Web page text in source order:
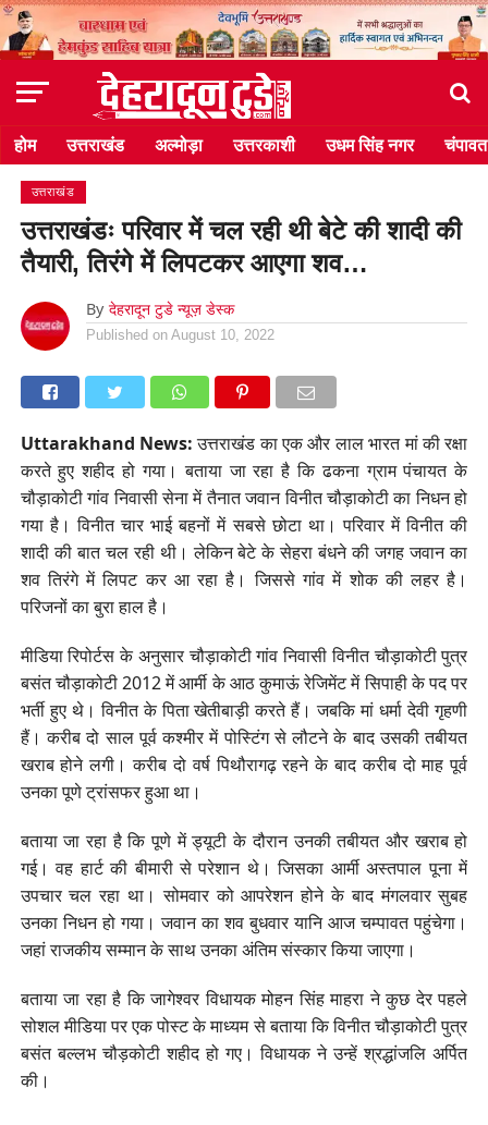
होम उत्तराखंड अल्मोड़ा उत्तरकाशी उधम सिंह नगर चंपावत
उत्तराखंड
उत्तराखंडः परिवार में चल रही थी बेटे की शादी की
तैयारी, तिरंगे में लिपटकर आएगा शव…
By देहरादून टुडे न्यूज़ डेस्क
Published on August 10, 2022
Uttarakhand News:उत्तराखंड का एक और लाल भारत मां की रक्षा
करते हुए शहीद हो गया। बताया जा रहा है कि ढकना ग्राम पंचायत के
चौड़ाकोटी गांव निवासी सेना में तैनात जवान विनीत चौड़ाकोटी का निधन हो
गया है। विनीत चार भाई बहनों में सबसे छोटा था। परिवार में विनीत की
शादी की बात चल रही थी। लेकिन बेटे के सेहरा बंधने की जगह जवान का
शव तिरंगे में लिपट कर आ रहा है। जिससे गांव में शोक की लहर है।
परिजनों का बुरा हाल है।
मीडिया रिपोर्टस के अनुसार चौड़ाकोटी गांव निवासी विनीत चौड़ाकोटी पुत्र
बसंत चौड़ाकोटी 2012 में आर्मी के आठ कुमाऊं रेजिमेंट में सिपाही के पद पर
भर्ती हुए थे। विनीत के पिता खेतीबाड़ी करते हैं। जबकि मां धर्मा देवी गृहणी
हैं। करीब दो साल पूर्व कश्मीर में पोस्टिंग से लौटने के बाद उसकी तबीयत
खराब होने लगी। करीब दो वर्ष पिथौरागढ़ रहने के बाद करीब दो माह पूर्व
उनका पूणे ट्रांसफर हुआ था।
बताया जा रहा है कि पूणे में ड्यूटी के दौरान उनकी तबीयत और खराब हो
गई। वह हार्ट की बीमारी से परेशान थे। जिसका आर्मी अस्तपाल पूना में
उपचार चल रहा था। सोमवार को आपरेशन होने के बाद मंगलवार सुबह
उनका निधन हो गया। जवान का शव बुधवार यानि आज चम्पावत पहुंचेगा।
जहां राजकीय सम्मान के साथ उनका अंतिम संस्कार किया जाएगा।
बताया जा रहा है कि जागेश्वर विधायक मोहन सिंह माहरा ने कुछ देर पहले
सोशल मीडिया पर एक पोस्ट के माध्यम से बताया कि विनीत चौड़ाकोटी पुत्र
बसंत बल्लभ चौड़कोटी शहीद हो गए। विधायक ने उन्हें श्रद्धांजलि अर्पित
की।